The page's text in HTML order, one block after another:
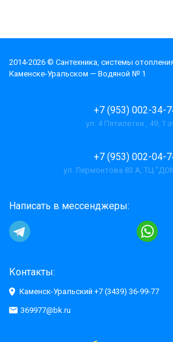
2014-2026 © Cантехника, системы
Каменске-Уральском — Водяной № 1
+7 (953) 002-34-
ул. 4 Пятилетки , 49, 1
+7 (953) 002-04-
ул. Лермонтова 83 А, ТЦ
Написать в мессенджеры:
Контакты:
Каменск-Уральский +7 (3439) 36-99-77
369977@bk.ru